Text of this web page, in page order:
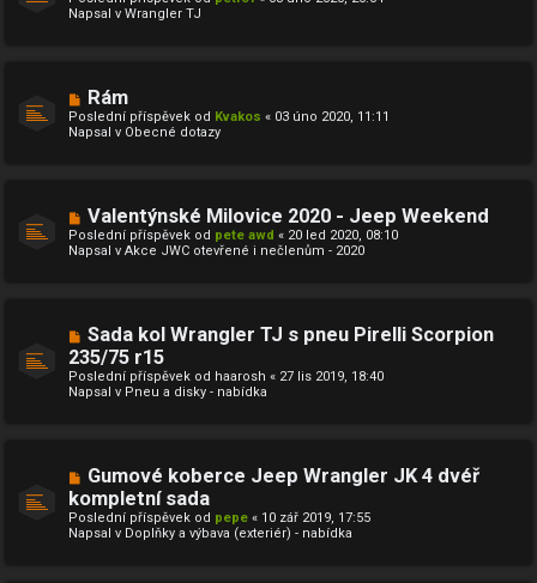
v
v
ý
ě
v
Napsal v Wrangler TJ
N
o
v
ý
p
ě
v
Rám
Poslední příspěvek od Kvakos « 03 úno 2020, 11:11
Napsal v Obecné dotazy
N
v
ý
p
ě
v
e
k
Valentýnské Milovice 2020 - Jeep Weekend
Poslední příspěvek od pete awd « 20 led 2020, 08:10
Napsal v Akce JWC otevřené i nečlenům - 2020
N
o
v
ý
p
ě
e
k
Sada kol Wrangler TJ s pneu Pirelli Scorpion
235/75 r15
Poslední příspěvek od haarosh « 27 lis 2019, 18:40
Napsal v Pneu a disky - nabídka
N
o
v
ý
p
Gumové koberce Jeep Wrangler JK 4 dvéř
kompletní sada
Poslední příspěvek od pepe « 10 zář 2019, 17:55
Napsal v Doplňky a výbava (exteriér) - nabídka